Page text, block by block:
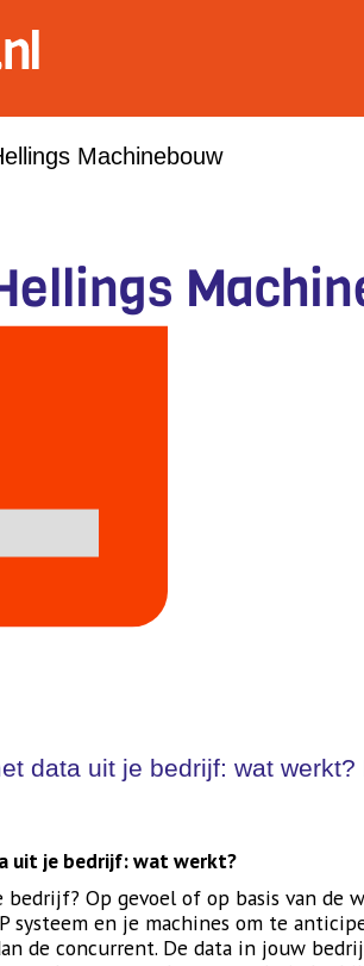
Machinebouw
data uit je bedrijf: wat
uit je bedrijf: wat werkt?
Op gevoel of op basis van de
systeem en je machines om te
de concurrent. De data in jouw